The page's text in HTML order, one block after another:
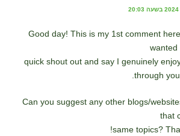
Good day! This is my 1st comment
wanted
quick shout out and say I genuinely
through
Can you suggest any other blogs/
that
same topics?